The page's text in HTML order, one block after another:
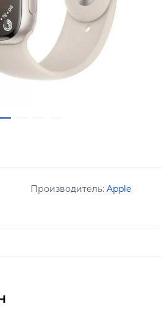
Производитель: Apple